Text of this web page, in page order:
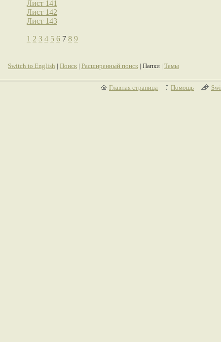
Лист 141
Лист 142
Лист 143
1 2 3 4 5 6 7 8 9
Switch to English | Поиск | Расширенный поиск | Папки | Темы
Главная страница Помощь